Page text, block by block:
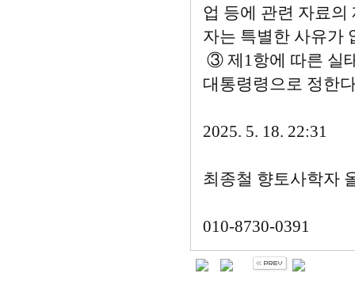
업 등에 관련 자료의
자는 특별한 사유가
③ 제1항에 따른 실
대통령령으로 정한
2025. 5. 18. 22:31
최종철 향토사학자
010-8730-0391